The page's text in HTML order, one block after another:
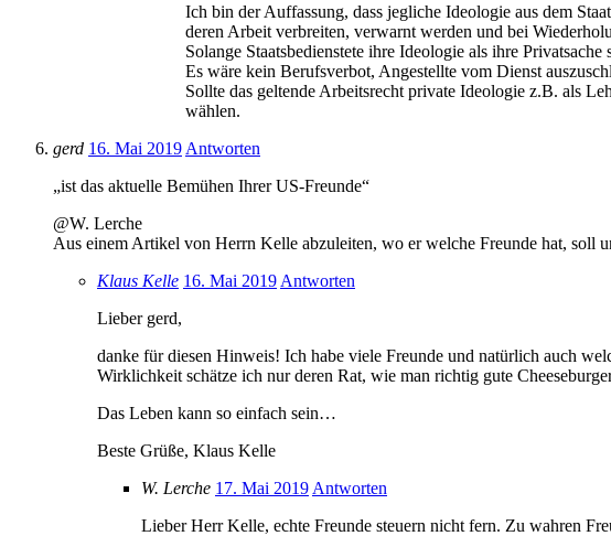
Ich bin der Auffassung, dass jegliche Ideologie aus dem
deren Arbeit verbreiten, verwarnt werden und bei
Solange Staatsbedienstete ihre Ideologie als ihre
Es wäre kein Berufsverbot, Angestellte vom Dienst
Sollte das geltende Arbeitsrecht private Ideologie z.B. als
wählen.
gerd 16. Mai 2019 Antworten
„ist das aktuelle Bemühen Ihrer US-Freunde“
@W. Lerche
Aus einem Artikel von Herrn Kelle abzuleiten, wo er welche Freunde hat, soll
Klaus Kelle 16. Mai 2019 Antworten
Lieber gerd,
danke für diesen Hinweis! Ich habe viele Freunde und natürlich auch
Wirklichkeit schätze ich nur deren Rat, wie man richtig gute
Das Leben kann so einfach sein…
Beste Grüße, Klaus Kelle
W. Lerche 17. Mai 2019 Antworten
Lieber Herr Kelle, echte Freunde steuern nicht fern. Zu wahren